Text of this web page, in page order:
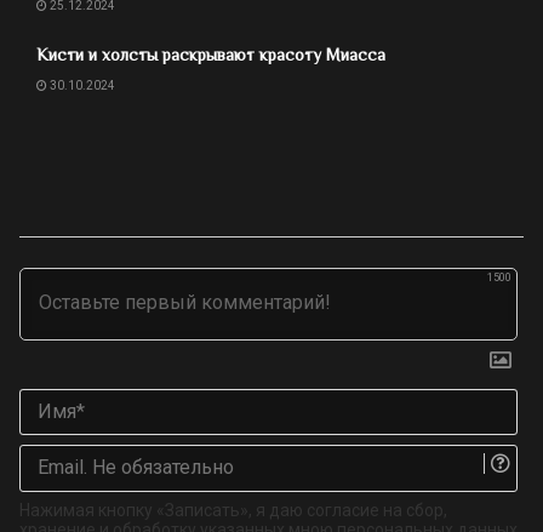
25.12.2024
Кисти и холсты раскрывают красоту Миасса
30.10.2024
1500
Нажимая кнопку «Записать», я даю согласие на сбор,